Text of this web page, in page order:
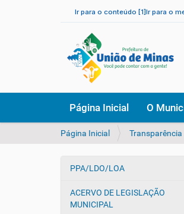
Ir para o conteúdo [1]Ir para o
v
Página Inicial O
V
Página Inicial Transparência
N
v
PPA/LDO/LOA
ACERVO DE LEGISLAÇÃO
MUNICIPAL